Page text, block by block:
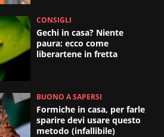
CONSIGLI
Gechi in casa? Niente
paura: ecco come
liberartene in fretta
BUONO A SAPERSI
Formiche in casa, per farle
sparire devi usare questo
metodo (infallibile)